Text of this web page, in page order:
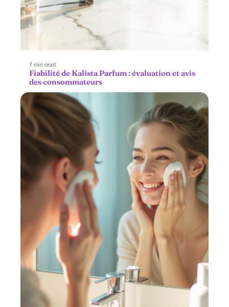
7 min read
Fiabilité de Kalista Parfum : évaluation et avis
des consommateurs